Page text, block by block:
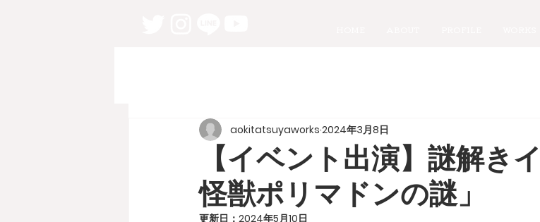
【イベント出演】謎解き
怪獣ポリマドンの謎」
aokitatsuyaworks 2024年3月8日
更新日： 2024年5月10日